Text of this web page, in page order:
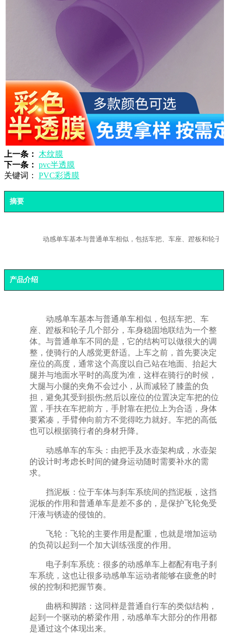
上一条：
木纹膜
下一条： pvc半透膜
关键词： PVC彩透膜
摘要
动感单车基本与普通单车相似，包括车把、车座、蹬板和轮子几
产品介绍
动感单车基本与普通单车相似，包括车把、车
座、蹬板和轮子几个部分，车身稳固地联结为一个整
体。与普通单车不同的是，它的结构可以做很大的调
整，使骑行的人感觉更舒适。上车之前，首先要决定
座位的高度，通常这个高度以自己站在地面、抬起大
腿并与地面水平时的高度为准，这样在骑行的时候，
大腿与小腿的夹角不会过小，从而减轻了膝盖的负
担，避免其受到损伤;然后以座位的位置决定车把的位
置，手扶在车把前方，手肘靠在把位上为合适，身体
要紧凑，手臂伸向前方不觉得吃力就好。车把的高低
也可以根据骑行者的身材升降。
动感单车的车头：由把手及水壶架构成，水壶架
的设计时考虑长时间的健身运动随时需要补水的需
求。
挡泥板：位于车体与刹车系统间的挡泥板，这挡
泥板的作用和普通单车是差不多的，是保护飞轮免受
汗液与锈迹的侵蚀的。
飞轮：飞轮的主要作用是配重，也就是增加运动
的负荷以起到一个加大训练强度的作用。
电子刹车系统：很多的动感单车上都配有电子刹
车系统，这也让很多动感单车运动者能够在疲惫的时
候的控制和把握节奏。
曲柄和脚踏：这同样是普通自行车的类似结构，
起到一个驱动的桥梁作用，动感单车大部分的作用都
是通过这个体现出来。